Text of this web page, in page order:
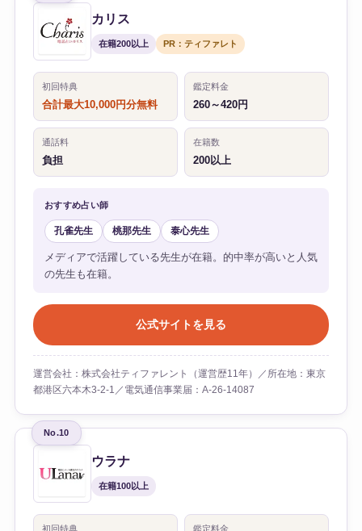
カリス
在籍200以上 PR：ティファレト
初回特典
合計最大10,000円分無料
鑑定料金
260～420円
通話料
負担
在籍数
200以上
おすすめ占い師
孔雀先生 桃那先生 泰心先生
メディアで活躍している先生が在籍。的中率が高いと人気
の先生も在籍。
公式サイトを見る
運営会社：株式会社ティファレント（運営歴11年）／所在地：東京
都港区六本木3-2-1／電気通信事業届：A-26-14087
No.10
ウラナ
在籍100以上
初回特典 鑑定料金